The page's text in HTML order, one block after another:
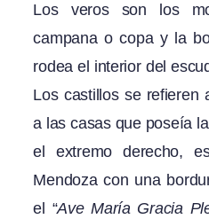
Los veros son los
campana o copa y la
rodea el interior del
Los castillos se refieren
a las casas que poseía
el extremo derecho,
Mendoza con una
el “Ave María Gracia